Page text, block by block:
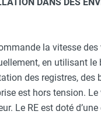
SWXH23 pour
la vitesse
en utilisant
des registres,
est hors tension.
Le RE est doté